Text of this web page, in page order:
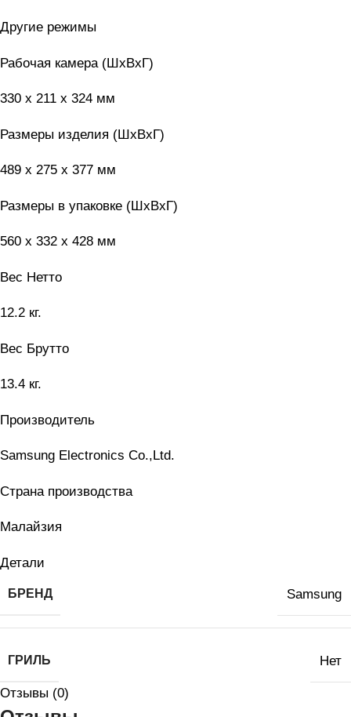
Другие режимы
Рабочая камера (ШxВxГ)
330 x 211 x 324 мм
Размеры изделия (ШxВxГ)
489 x 275 x 377 мм
Размеры в упаковке (ШxВxГ)
560 x 332 x 428 мм
Вес Нетто
12.2 кг.
Вес Брутто
13.4 кг.
Производитель
Samsung Electronics Co.,Ltd.
Страна производства
Малайзия
Детали
БРЕНД Samsung
ГРИЛЬ Нет
Отзывы (0)